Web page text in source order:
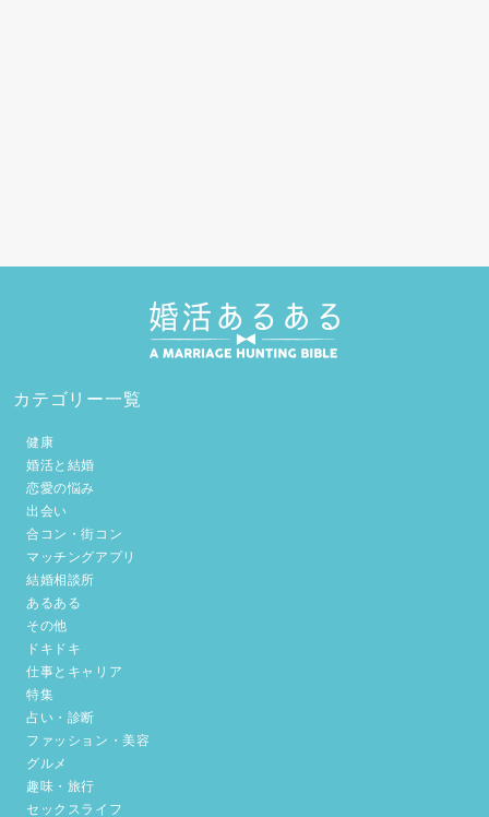
カテゴリー一覧
健康
婚活と結婚
恋愛の悩み
出会い
合コン・街コン
マッチングアプリ
結婚相談所
あるある
その他
ドキドキ
仕事とキャリア
特集
占い・診断
ファッション・美容
グルメ
趣味・旅行
セックスライフ